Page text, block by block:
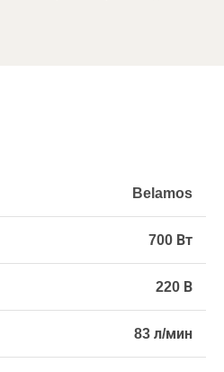
Belamos
700 Вт
220 В
83 л/мин